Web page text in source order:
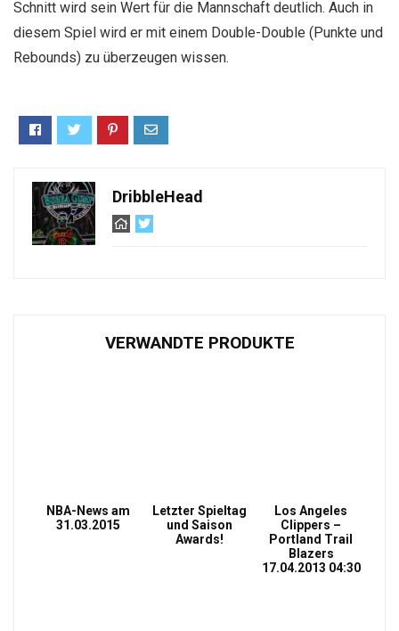
Schnitt wird sein Wert für die Mannschaft deutlich. Auch in
diesem Spiel wird er mit einem Double-Double (Punkte und
Rebounds) zu überzeugen wissen.
DribbleHead
VERWANDTE PRODUKTE
NBA-News am
31.03.2015
Letzter Spieltag
und Saison
Awards!
Los Angeles
Clippers –
Portland Trail
Blazers
17.04.2013 04:30